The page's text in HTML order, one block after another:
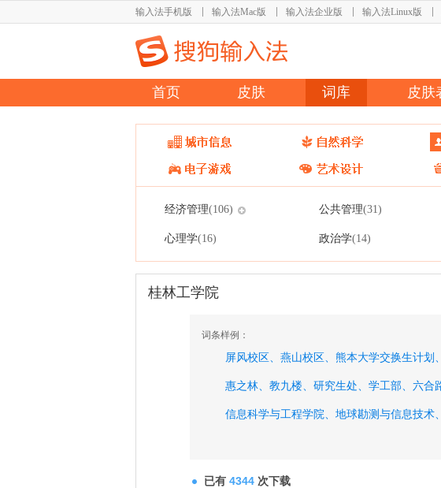
输入法手机版 输入法Mac版 输入法企业版 输入法Linux版
首页 皮肤 词库 皮肤
经济管理(106) 公共管理(31)
心理学(16) 政治学(14)
桂林工学院
词条样例：
屏风校区、 燕山校区、 熊本大学交换生计划、
惠之林、 教九楼、 研究生处、 学工部、 六合
信息科学与工程学院、 地球勘测与信息技术、
已有 4344 次下载